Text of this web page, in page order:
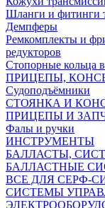
Шланги и фитинги
Демпферы
Ремкомплекты и
редукторов
Стопорные кольца
ПРИЦЕПЫ,
Судоподъёмники
СТОЯНКА И
ПРИЦЕПЫ И
Фалы и ручки
ИНСТРУМЕНТЫ
БАЛЛАСТЫ,
БАЛЛАСТНЫЕ
ВСЕ ДЛЯ СЕРФ-
СИСТЕМЫ